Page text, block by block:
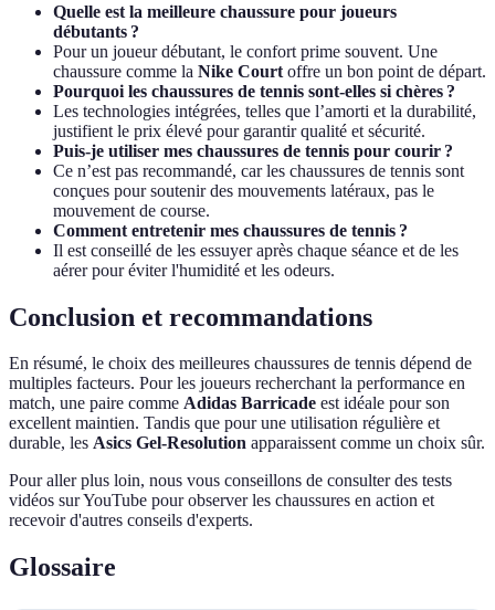
Quelle est la meilleure chaussure pour joueurs
débutants ?
Pour un joueur débutant, le confort prime souvent. Une
chaussure comme la Nike Court offre un bon point de départ.
Pourquoi les chaussures de tennis sont-elles si chères ?
Les technologies intégrées, telles que l’amorti et la durabilité,
justifient le prix élevé pour garantir qualité et sécurité.
Puis-je utiliser mes chaussures de tennis pour courir ?
Ce n’est pas recommandé, car les chaussures de tennis sont
conçues pour soutenir des mouvements latéraux, pas le
mouvement de course.
Comment entretenir mes chaussures de tennis ?
Il est conseillé de les essuyer après chaque séance et de les
aérer pour éviter l'humidité et les odeurs.
Conclusion et recommandations
En résumé, le choix des meilleures chaussures de tennis dépend de
multiples facteurs. Pour les joueurs recherchant la performance en
match, une paire comme Adidas Barricade est idéale pour son
excellent maintien. Tandis que pour une utilisation régulière et
durable, les Asics Gel-Resolution apparaissent comme un choix sûr.
Pour aller plus loin, nous vous conseillons de consulter des tests
vidéos sur YouTube pour observer les chaussures en action et
recevoir d'autres conseils d'experts.
Glossaire